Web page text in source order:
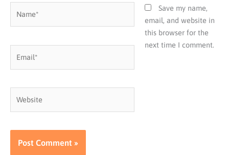
Save my name,
email, and website in
this browser for the
next time I comment.